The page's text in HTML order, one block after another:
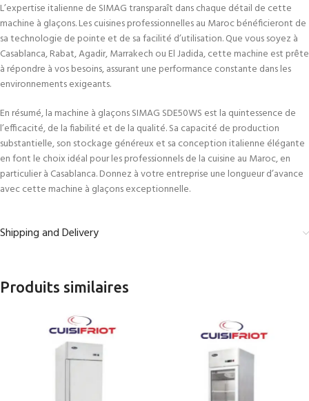
L’expertise italienne de SIMAG transparaît dans chaque détail de cette
machine à glaçons. Les cuisines professionnelles au Maroc bénéficieront de
sa technologie de pointe et de sa facilité d’utilisation. Que vous soyez à
Casablanca, Rabat, Agadir, Marrakech ou El Jadida, cette machine est prête
à répondre à vos besoins, assurant une performance constante dans les
environnements exigeants.
En résumé, la machine à glaçons SIMAG SDE50WS est la quintessence de
l’efficacité, de la fiabilité et de la qualité. Sa capacité de production
substantielle, son stockage généreux et sa conception italienne élégante
en font le choix idéal pour les professionnels de la cuisine au Maroc, en
particulier à Casablanca. Donnez à votre entreprise une longueur d’avance
avec cette machine à glaçons exceptionnelle.
Shipping and Delivery
Produits similaires